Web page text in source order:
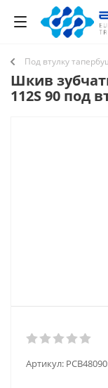
Под втулку
Шкив
112S 90 под
Артикул: